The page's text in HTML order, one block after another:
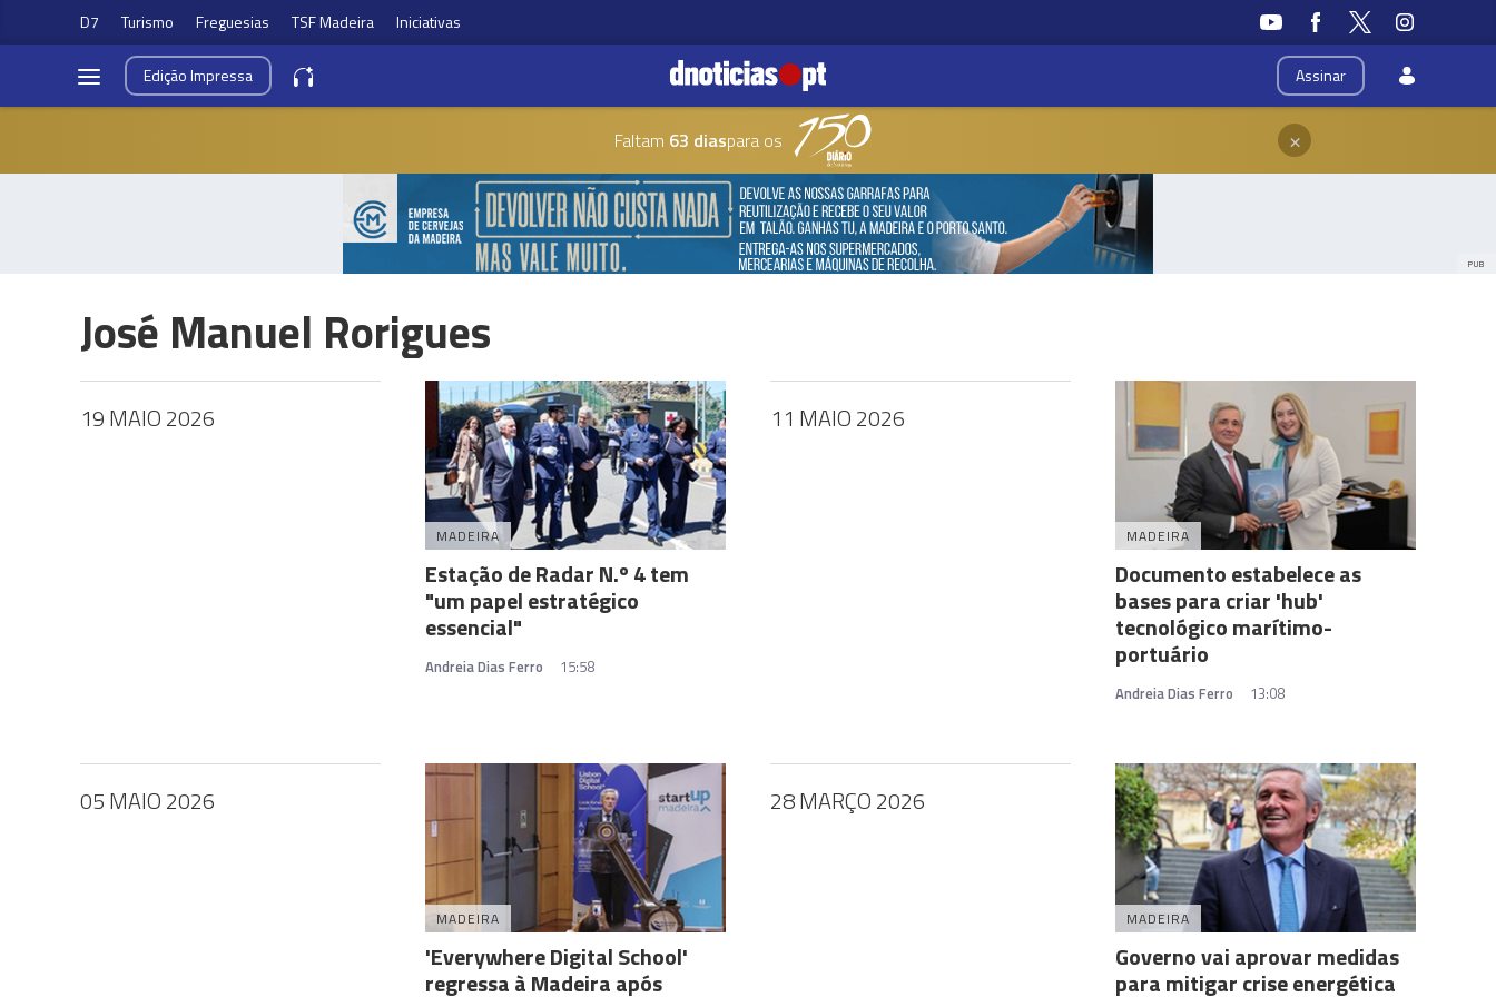
D7 Turismo Freguesias TSF Madeira Iniciativas
Assinar
EdiçãoImpressa
Faltam 63 diaspara os ×
PUB
José Manuel Rorigues
19 MAIO 2026
MADEIRA
Estação de Radar N.º 4 tem
"um papel estratégico
essencial"
Andreia Dias Ferro 15:58
11 MAIO 2026
MADEIRA
Documento estabelece as
bases para criar 'hub'
tecnológico marítimo-
portuário
Andreia Dias Ferro 13:08
05 MAIO 2026
MADEIRA
'Everywhere Digital School'
regressa à Madeira após
28 MARÇO 2026
MADEIRA
Governo vai aprovar medidas
para mitigar crise energética